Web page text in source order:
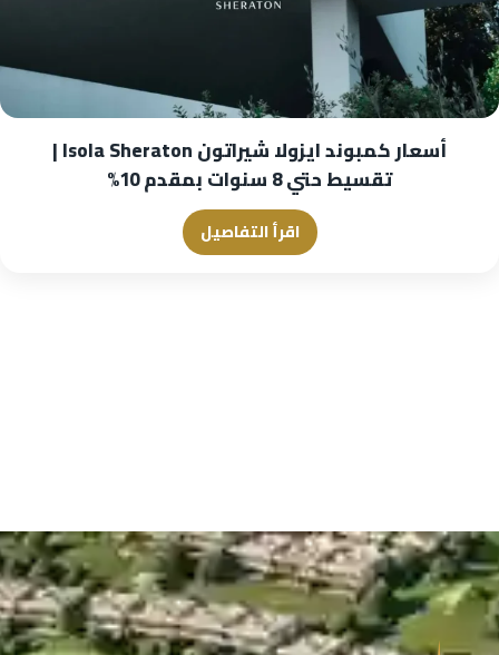
أسعار كمبوند ايزولا شيراتون Isola Sheraton |
تقسيط حتي 8 سنوات بمقدم 10%
اقرأ التفاصيل